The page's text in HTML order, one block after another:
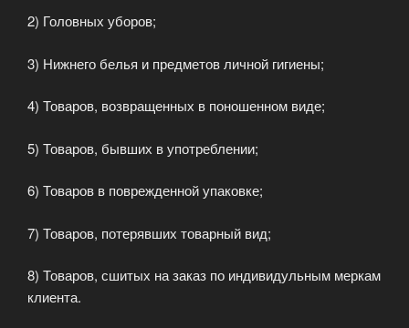
2) Головных уборов;
3) Нижнего белья и предметов личной гигиены;
4) Товаров, возвращенных в поношенном виде;
5) Товаров, бывших в употреблении;
6) Товаров в поврежденной упаковке;
7) Товаров, потерявших товарный вид;
8) Товаров, сшитых на заказ по индивидульным меркам
клиента.